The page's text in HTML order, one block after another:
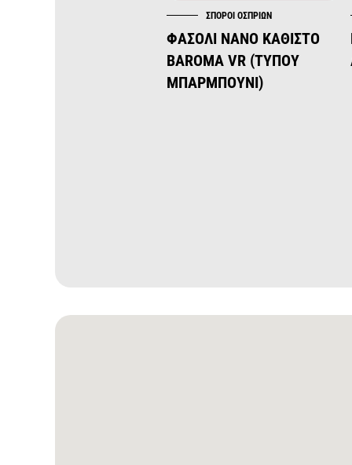
ΣΠΌΡΟΙ ΟΣΠΡΊΩΝ
ΦΑΣΟΛΙ ΝΑΝΟ ΚΑΘΙΣΤΟ
BAROMA VR (ΤΎΠΟΥ
ΜΠΑΡΜΠΟΎΝΙ)